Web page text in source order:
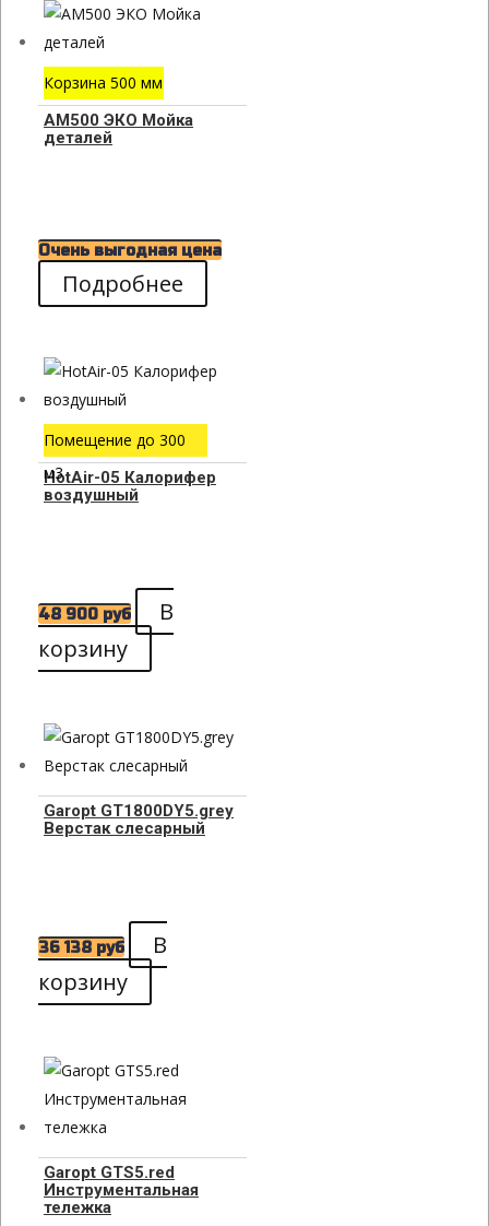
Корзина 500 мм
АМ500 ЭКО Мойка
деталей
Очень выгодная цена
Подробнее
Помещение до 300
м3
HotAir-05 Калорифер
воздушный
48 900 руб
В
корзину
Garopt GT1800DY5.grey
Верстак слесарный
36 138 руб
В
корзину
Garopt GTS5.red
Инструментальная
тележка